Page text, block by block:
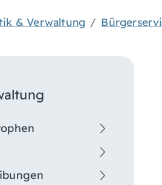
& Verwaltung